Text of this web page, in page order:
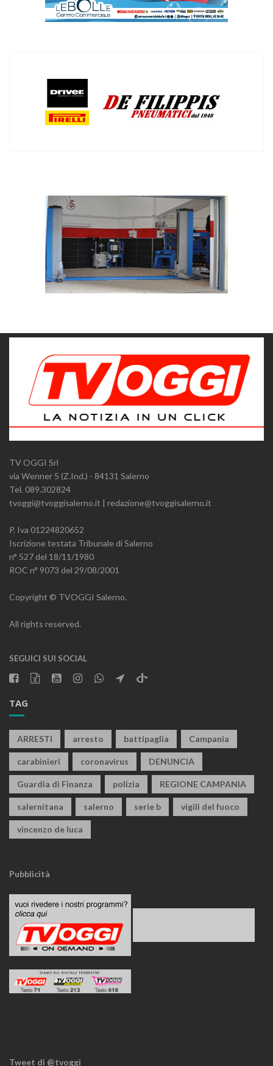
TV OGGI Srl
via Wenner 5 (Z.Ind.) - 84131 Salerno
Tel. 089.302824
tvoggi@tvoggisalerno.it | redazione@tvoggisalerno.it
P. Iva 01224820652
Iscrizione testata Tribunale di Salerno
n° 527 del 18/11/1980
ROC n° 9073 del 29/08/2001
Copyright © TVOGGI Salerno.
All rights reserved.
SEGUICI SUI SOCIAL
TAG
ARRESTI arresto battipaglia Campania
carabinieri coronavirus DENUNCIA
Guardia di Finanza polizia REGIONE CAMPANIA
salernitana salerno serie b vigili del fuoco
vincenzo de luca
Pubblicità
Tweet di @tvoggi